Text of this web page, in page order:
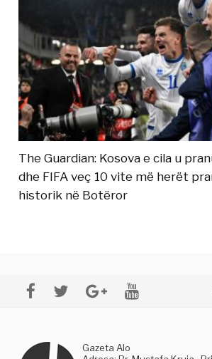
The Guardian: Kosova e cila u
dhe FIFA veç 10 vite më herët
historik në Botëror
Gazeta Alo